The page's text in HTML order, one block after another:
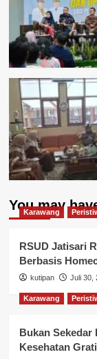
You may
Karawang
RSUD Jatisari
Berbasis
kutipan Juli 30,
Karawang
Bukan Sekedar
Kesehatan